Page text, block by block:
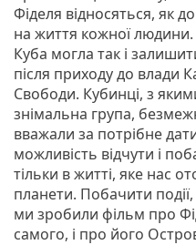
Фіделя відносяться, як
на життя кожної
Куба могла так і
після приходу до влади
Свободи. Кубинці, з
знімальна група,
вважали за потрібне
можливість відчути і
тільки в житті, яке нас
планети. Побачити
ми зробили фільм про
самого, і про його